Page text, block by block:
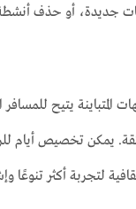
جديدة، أو حذف أنشطة
المتباينة يتيح
يمكن تخصيص أيام
لتجربة أكثر تنوعًا